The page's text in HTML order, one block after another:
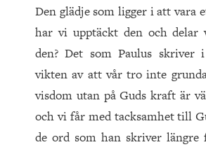
Den glädje som ligger i att vara
har vi upptäckt den och delar
den? Det som Paulus
vikten av att vår tro inte
visdom utan på Guds kraft är
och vi får med tacksamhet till
de ord som han skriver längre